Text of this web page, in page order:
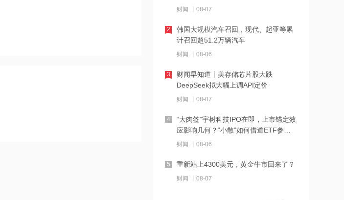
12:22
12:21
营主体发展数据发布
12:20
链”打击俄境内目标
12:20
金饰克价重返1300元
交付
财闻 08-07
韩国大规模汽车召回，现代、起亚等累
计召回超51.2万辆汽车
财闻 08-06
2
财闻早知道丨美存储芯片股大跌
DeepSeek拟大幅上调API定价
财闻 08-07
3
“大肉签”宇树科技IPO在即，上市锚定效
应影响几何？“小散”如何借道ETF参
与？
财闻 08-06
4
重新站上4300美元，黄金牛市回来了？
财闻 08-07
5